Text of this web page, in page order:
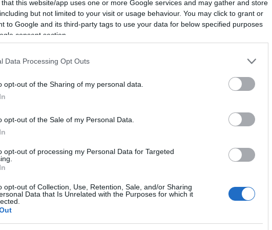
that this website/app uses one or more Google services and may gather and store
but not limited to your visit or usage behaviour. You may click to grant or
to Google and its third-party tags to use your data for below specified purposes
consent section.
Data Processing Opt Outs
opt-out of the Sharing of my personal data.
opt-out of the Sale of my Personal Data.
opt-out of processing my Personal Data for Targeted
opt-out of Collection, Use, Retention, Sale, and/or Sharing
Data that Is Unrelated with the Purposes for which it
sagra delle frittelle. L’evento si
La location è in piazza Sant’Antonio. La
manifestazione.
nazionali?
mesecliccandoqui
nella sezione